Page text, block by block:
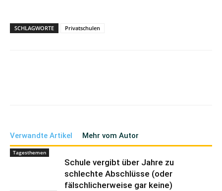
SCHLAGWORTE Privatschulen
Verwandte Artikel Mehr vom Autor
Tagesthemen
Schule vergibt über Jahre zu
schlechte Abschlüsse (oder
fälschlicherweise gar keine)